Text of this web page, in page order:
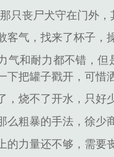
只丧尸犬守在门外
客气，找来了杯子，
气和耐力都不错，
下把罐子戳开，可惜
，烧不了开水，只好
么粗暴的手法，徐少
的力量还不够，需要